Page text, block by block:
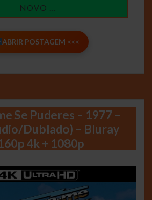
NOVO …
ABRIR POSTAGEM <<<
Se Puderes – 1977 –
Dublado) – Bluray
4k + 1080p